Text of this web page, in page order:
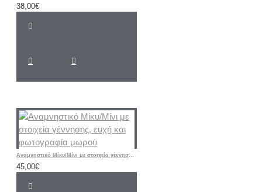
38,00€
Αναμνηστικό Μίκυ/Μίνι με στοιχεία γέννησης, ευχή και φωτογραφία μωρού
45,00€